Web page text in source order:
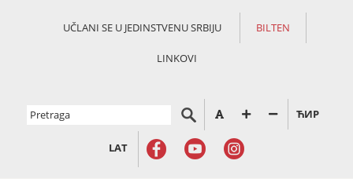
UČLANI SE U JEDINSTVENU SRBIJU BILTEN
LINKOVI
ЋИР
LAT